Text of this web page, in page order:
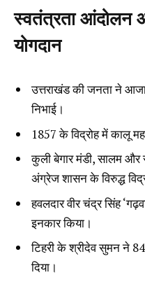
स्वतंत्रता आंदोलन
योगदान
उत्तराखंड की जनता ने
निभाई।
1857 के विद्रोह में कालू
कुली बेगार मंडी, सालम और
अंग्रेज शासन के विरुद्ध
हवलदार वीर चंद्र सिंह
इनकार किया।
टिहरी के श्रीदेव सुमन ने
दिया।